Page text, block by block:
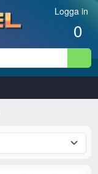
Logga in
0